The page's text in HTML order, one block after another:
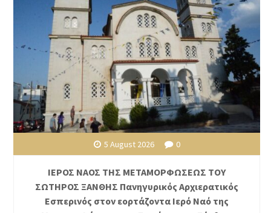
5 August 2026 0
ΙΕΡΟΣ ΝΑΟΣ ΤΗΣ ΜΕΤΑΜΟΡΦΩΣΕΩΣ ΤΟΥ
ΣΩΤΗΡΟΣ ΞΑΝΘΗΣ Πανηγυρικός Αρχιερατικός
Εσπερινός στον εορτάζοντα Ιερό Ναό της